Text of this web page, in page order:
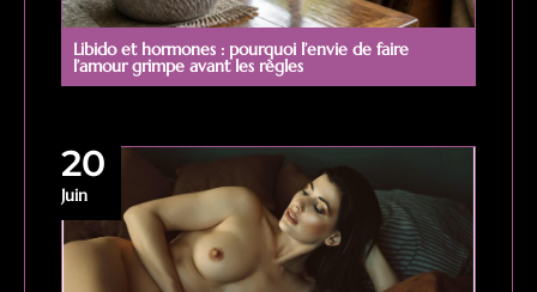
Libido et hormones : pourquoi l’envie de faire
l’amour grimpe avant les règles
20
Juin